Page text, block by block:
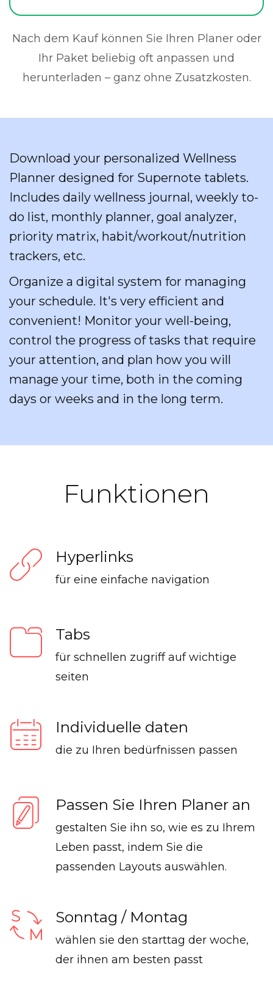
Nach dem Kauf können Sie Ihren Planer oder
Ihr Paket beliebig oft anpassen und
herunterladen – ganz ohne Zusatzkosten.
Download your personalized Wellness
Planner designed for Supernote tablets.
Includes daily wellness journal, weekly to-
do list, monthly planner, goal analyzer,
priority matrix, habit/workout/nutrition
trackers, etc.
Organize a digital system for managing
your schedule. It's very efficient and
convenient! Monitor your well-being,
control the progress of tasks that require
your attention, and plan how you will
manage your time, both in the coming
days or weeks and in the long term.
Funktionen
Hyperlinks
für eine einfache navigation
Tabs
für schnellen zugriff auf wichtige
seiten
Individuelle daten
die zu Ihren bedürfnissen passen
Passen Sie Ihren Planer an
gestalten Sie ihn so, wie es zu Ihrem
Leben passt, indem Sie die
passenden Layouts auswählen.
Sonntag / Montag
wählen sie den starttag der woche,
der ihnen am besten passt